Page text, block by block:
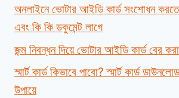
অনলাইনে ভোটার আইডি কার্ড সংশোধন
এবং কি কি ডকুমেন্ট লাগে
জন্ম নিবন্ধন দিয়ে ভোটার আইডি কার্ড বের
স্মার্ট কার্ড কিভাবে পাবো? স্মার্ট কার্ড
উপায়ে